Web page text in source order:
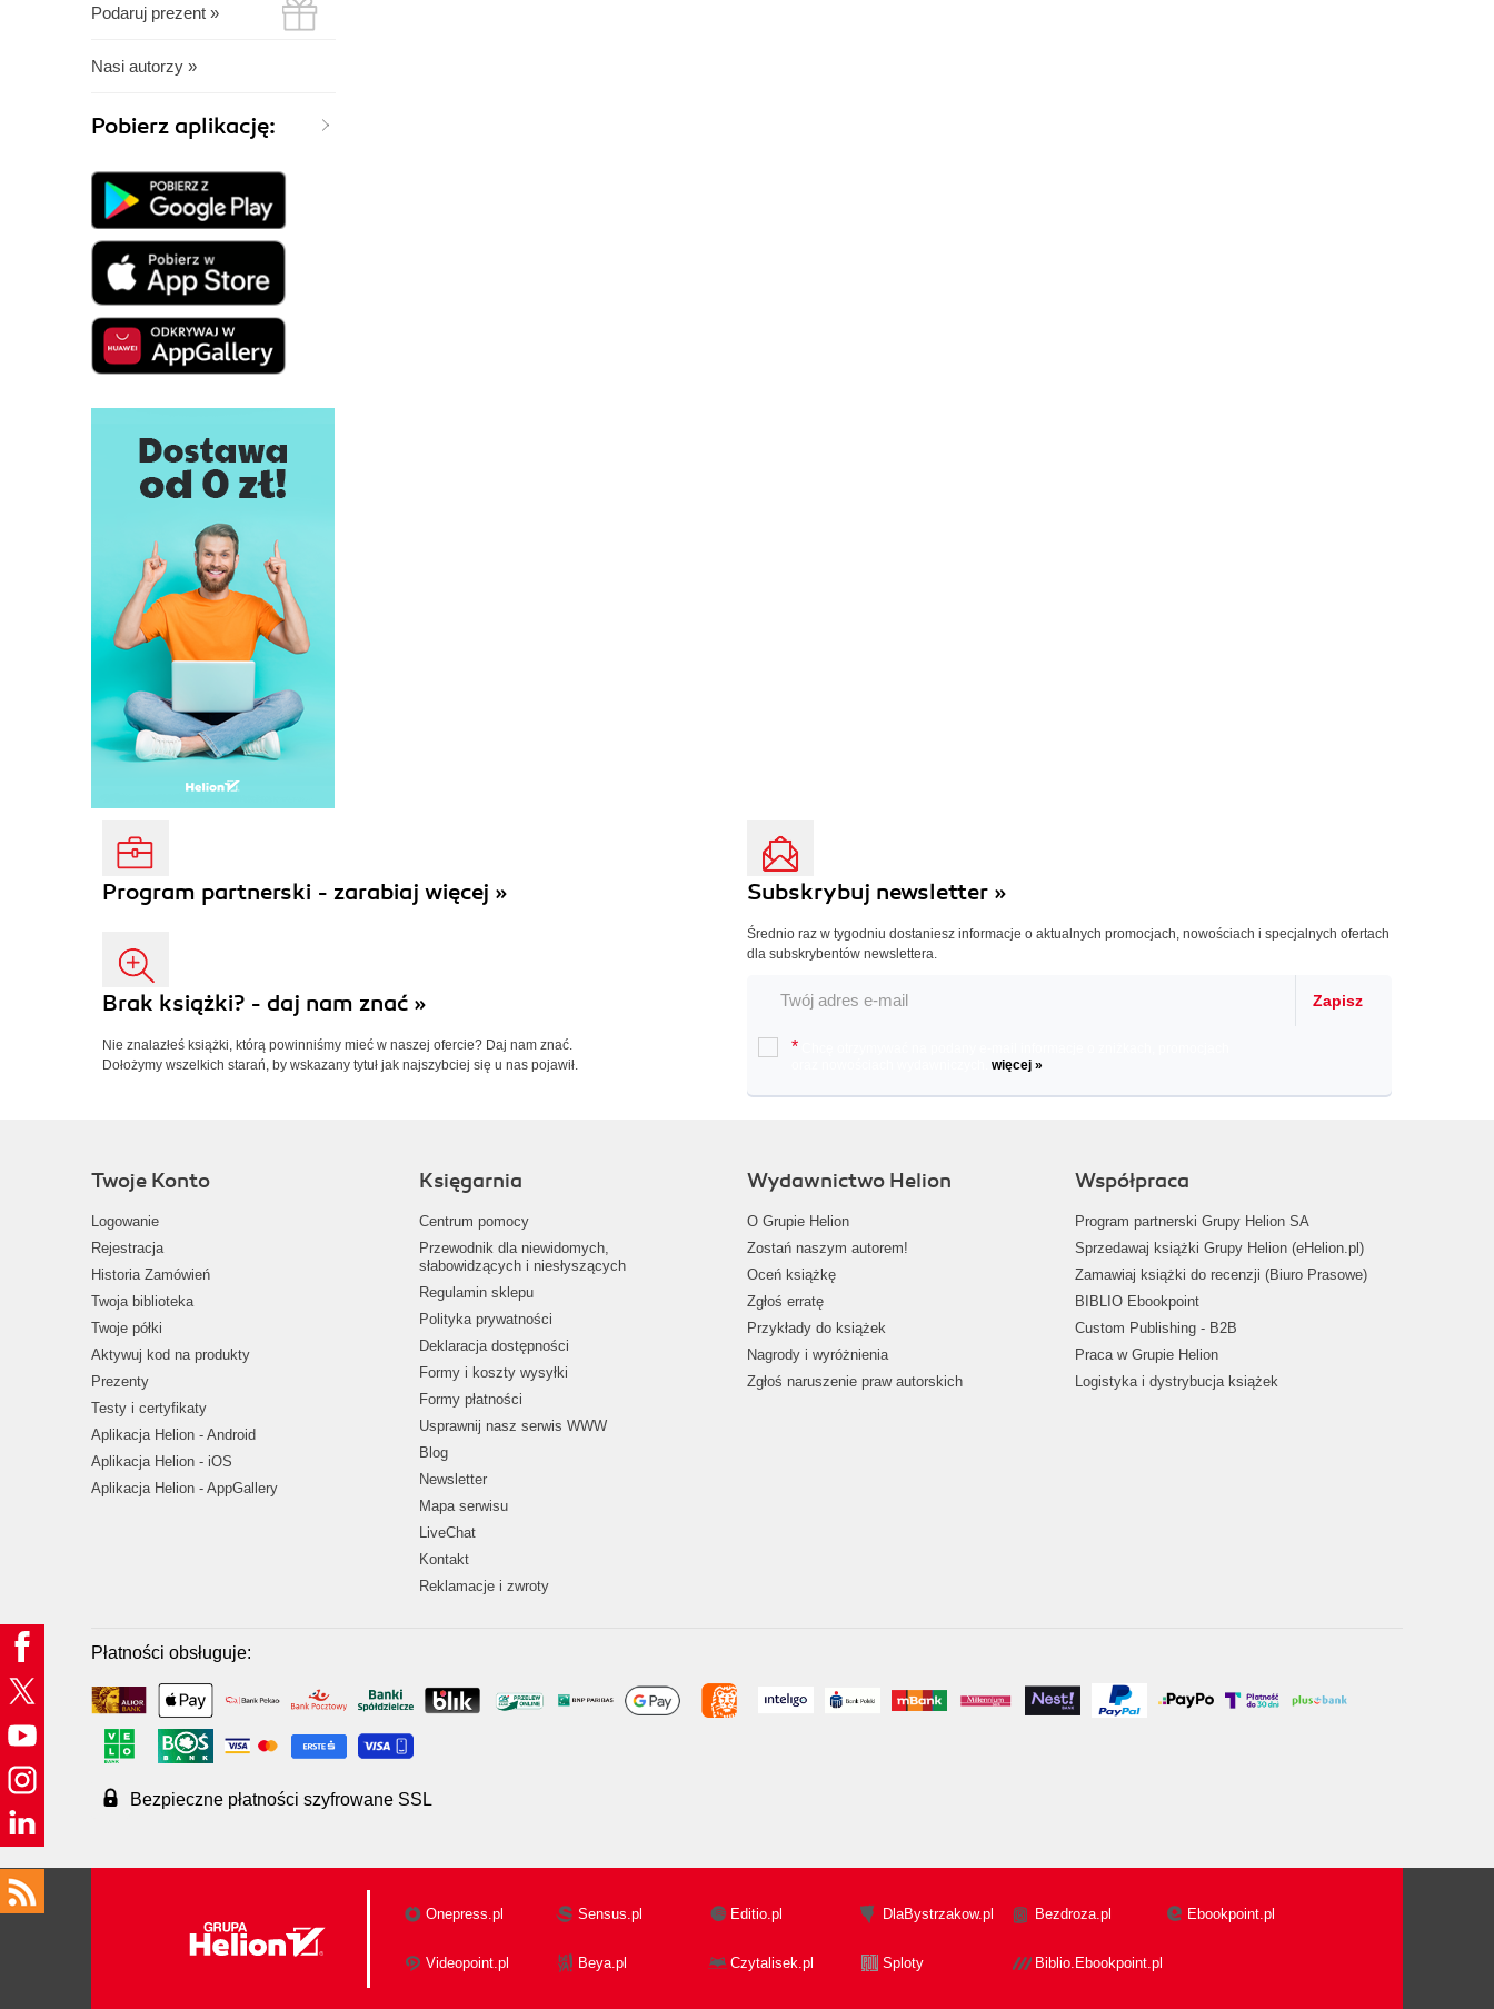
Podaruj prezent »
Nasi autorzy »
Pobierz aplikację:
Program partnerski - zarabiaj więcej »
Brak książki? - daj nam znać »
Nie znalazłeś książki, którą powinniśmy mieć w naszej ofercie? Daj nam znać.
Dołożymy wszelkich starań, by wskazany tytuł jak najszybciej się u nas pojawił.
Subskrybuj newsletter »
Średnio raz w tygodniu dostaniesz informacje o aktualnych promocjach, nowościach i specjalnych ofertach
dla subskrybentów newslettera.
Zapisz
*
więcej »
Twoje Konto
Logowanie
Rejestracja
Historia Zamówień
Twoja biblioteka
Twoje półki
Aktywuj kod na produkty
Prezenty
Testy i certyfikaty
Aplikacja Helion - Android
Aplikacja Helion - iOS
Aplikacja Helion - AppGallery
Księgarnia
Centrum pomocy
Przewodnik dla niewidomych,
słabowidzących i niesłyszących
Regulamin sklepu
Polityka prywatności
Deklaracja dostępności
Formy i koszty wysyłki
Formy płatności
Usprawnij nasz serwis WWW
Blog
Newsletter
Mapa serwisu
LiveChat
Kontakt
Reklamacje i zwroty
Wydawnictwo Helion
O Grupie Helion
Zostań naszym autorem!
Oceń książkę
Zgłoś erratę
Przykłady do książek
Nagrody i wyróżnienia
Zgłoś naruszenie praw autorskich
Współpraca
Program partnerski Grupy Helion SA
Sprzedawaj książki Grupy Helion (eHelion.pl)
Zamawiaj książki do recenzji (Biuro Prasowe)
BIBLIO Ebookpoint
Custom Publishing - B2B
Praca w Grupie Helion
Logistyka i dystrybucja książek
Płatności obsługuje:
Bezpieczne płatności szyfrowane SSL
Onepress.pl Sensus.pl Editio.pl DlaBystrzakow.pl Bezdroza.pl Ebookpoint.pl
Videopoint.pl Beya.pl Czytalisek.pl Sploty Biblio.Ebookpoint.pl